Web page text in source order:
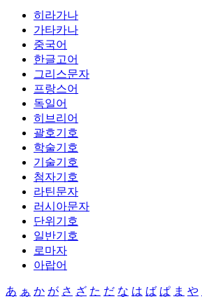
히라가나
가타카나
중국어
한글고어
그리스문자
프랑스어
독일어
히브리어
괄호기호
학술기호
기술기호
첨자기호
라틴문자
러시아문자
단위기호
일반기호
로마자
아랍어
あ ぁ か が さ ざ た だ な は ば ぱ ま や